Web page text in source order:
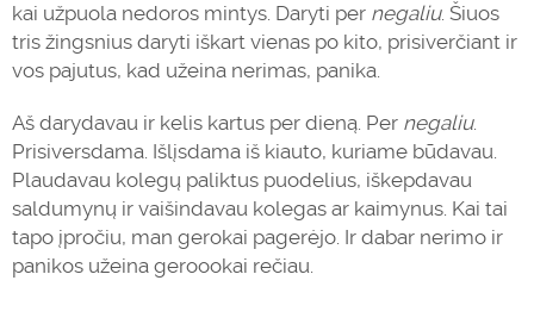
kai užpuola nedoros mintys. Daryti per negaliu. Šiuos
tris žingsnius daryti iškart vienas po kito, prisiverčiant ir
vos pajutus, kad užeina nerimas, panika.
Aš darydavau ir kelis kartus per dieną. Per negaliu.
Prisiversdama. Išlįsdama iš kiauto, kuriame būdavau.
Plaudavau kolegų paliktus puodelius, iškepdavau
saldumynų ir vaišindavau kolegas ar kaimynus. Kai tai
tapo įpročiu, man gerokai pagerėjo. Ir dabar nerimo ir
panikos užeina geroookai rečiau.